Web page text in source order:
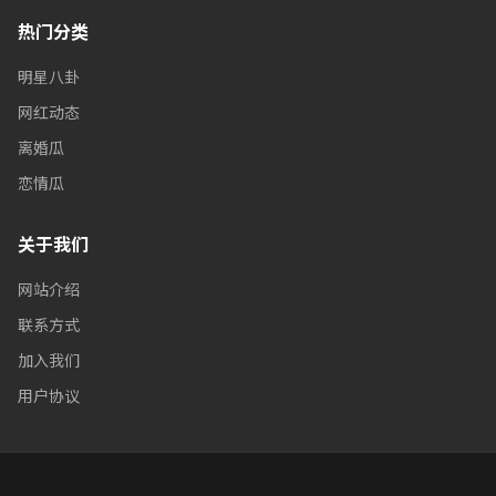
热门分类
明星八卦
网红动态
离婚瓜
恋情瓜
关于我们
网站介绍
联系方式
加入我们
用户协议